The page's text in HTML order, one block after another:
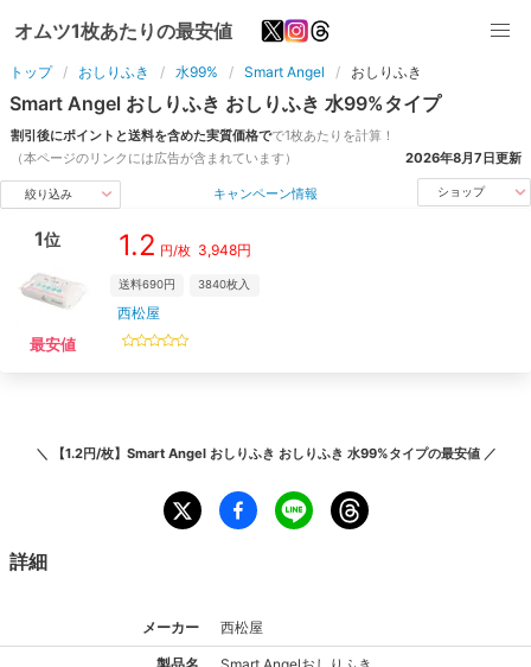
オムツ1枚あたりの最安値
トップ おしりふき 水99% Smart Angel おしりふき
Smart Angel おしりふき おしりふき 水99%タイプ
割引後にポイントと送料を含めた実質価格でで1枚あたりを計算！
（本ページのリンクには広告が含まれています）
2026年8月7日更新
絞り込み キャンペーン情報 ショップ
1位
最安値
1.2 円/枚 3,948円
送料690円 3840枚入
西松屋
＼ 【1.2円/枚】Smart Angel おしりふき おしりふき 水99%タイプの最安値 ／
詳細
メーカー 西松屋